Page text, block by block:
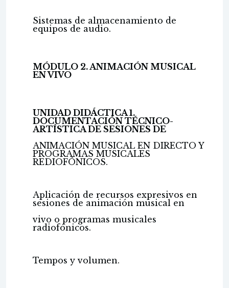
Sistemas de almacenamiento de
equipos de audio.
MÓDULO 2. ANIMACIÓN MUSICAL
EN VIVO
UNIDAD DIDÁCTICA 1.
DOCUMENTACIÓN TÉCNICO-
ARTÍSTICA DE SESIONES DE
ANIMACIÓN MUSICAL EN DIRECTO Y
PROGRAMAS MUSICALES
REDIOFÓNICOS.
Aplicación de recursos expresivos en
sesiones de animación musical en
vivo o programas musicales
radiofónicos.
Tempos y volumen.